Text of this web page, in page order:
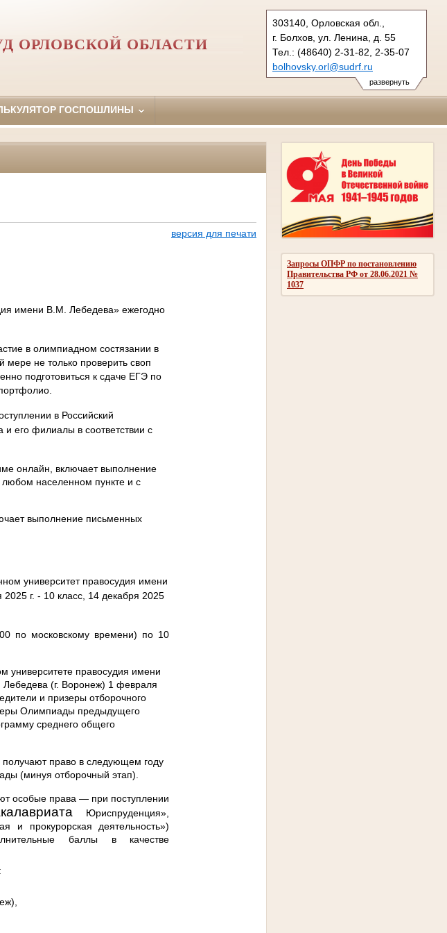
развернуть
303140, Орловская обл.,
г. Болхов, ул. Ленина, д. 55
Тел.: (48640) 2-31-82, 2-35-07
bolhovsky.orl@sudrf.ru
ОРЛОВCКОЙ ОБЛАСТИ
ГОСПОШЛИНЫ
Запросы ОПФР по постановлению
Правительства РФ от 28.06.2021 №
1037
версия для печати
имени В.М. Лебедева»ежегодно
в олимпиадном состязании в
не только проверить своп
подготовиться к сдаче ЕГЭ по
в Российский
его филиалы в соответствии с
онлайн, включает выполнение
любом населенном пункте и с
выполнение письменных
университет правосудия имени
г. - 10 класс, 14 декабря 2025
по московскому времени) по 10
университете правосудия имени
(г. Воронеж) 1 февраля
и призеры отборочного
Олимпиады предыдущего
среднего общего
получают право в следующем году
(минуя отборочный этап).
особые права— при поступлении
Юриспруденция»,
и прокурорская деятельность»)
баллы в качестве